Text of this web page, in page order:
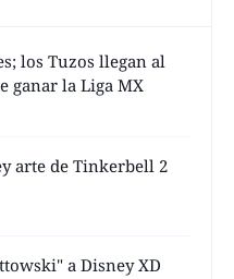
los Tuzos llegan al
ganar la Liga MX
arte de Tinkerbell 2
a Disney XD